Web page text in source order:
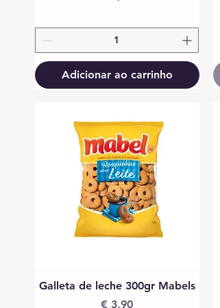
Adicionar ao carrinho
Visualização rápida
Galleta de leche 300gr Mabels
Preço
€ 3,90